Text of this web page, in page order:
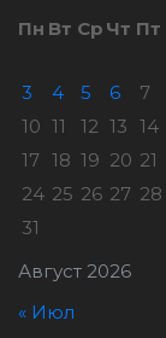
Август 2026
Пн Вт Ср Чт Пт
3
4 5 6 7
10 11 12 13 14
17 18 19 20 21
24 25 26 27 28
31
« Июл